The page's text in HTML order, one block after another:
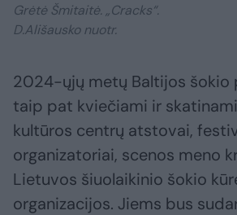
Grėtė Šmitaitė. „Cracks“.
D.Ališausko nuotr.
2024-ųjų metų Baltijos šokio
taip pat kviečiami ir
kultūros centrų atstovai,
organizatoriai, scenos meno
Lietuvos šiuolaikinio šokio
organizacijos. Jiems bus